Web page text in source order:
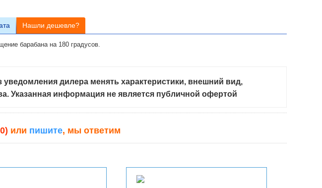
Нашли дешевле?
барабана на 180 градусов.
дилера менять характеристики, внешний вид,
Указанная информация не является публичной офертой
или пишите, мы ответим